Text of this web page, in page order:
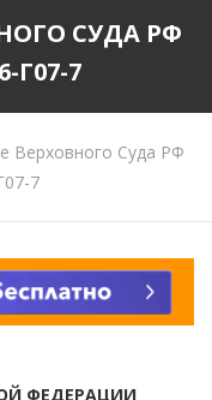
СУДА РФ
Г07-7
Верховного Суда РФ
7
ФЕДЕРАЦИИ